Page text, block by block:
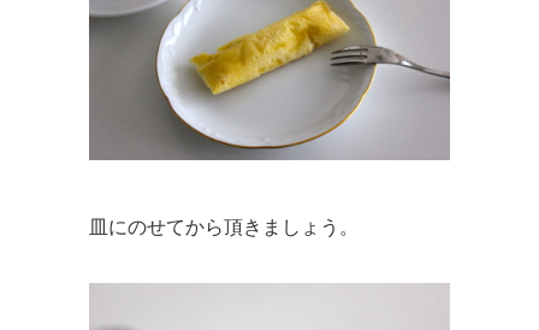
皿にのせてから頂きましょう。